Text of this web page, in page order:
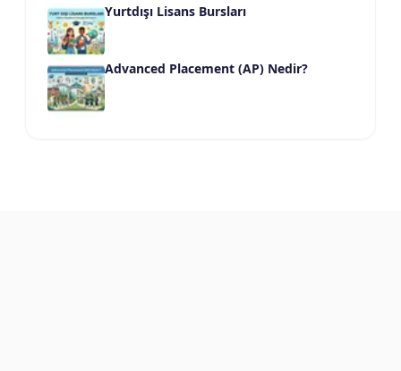
Yurtdışı Lisans Bursları
Advanced Placement (AP) Nedir?